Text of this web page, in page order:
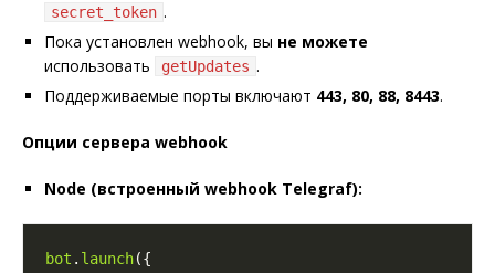
secret_token .
Пока установлен webhook, вы не можете
использовать
getUpdates .
Поддерживаемые порты включают 443, 80, 88, 8443.
Опции сервера webhook
Node (встроенный webhook Telegraf):
bot . launch